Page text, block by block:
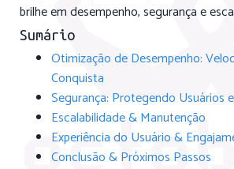
brilhe em desempenho, segurança e
Sumário
Otimização de Desempenho:
Conquista
Segurança: Protegendo Usuários
Escalabilidade & Manutenção
Experiência do Usuário &
Conclusão & Próximos Passos